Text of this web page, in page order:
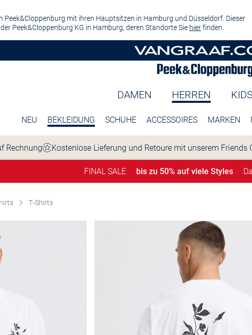
Peek&Cloppenburg mit ihren Hauptsitzen in Hamburg und Düsseldorf. Dieser
Peek&Cloppenburg KG in Hamburg, deren Standorte Sie hierfinden.
DAMEN HERREN
NEU BEKLEIDUNG SCHUHE ACCESSOIRES MARKEN
Rechnung Kostenlose Lieferung und Retoure mit unserem Friends
FINAL SALE bis zu 50% auf viele Styles
T-Shirts